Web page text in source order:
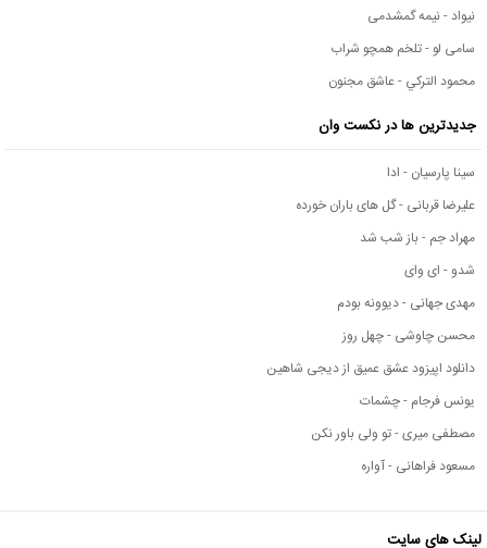
نیواد - نیمه گمشدمی
سامی لو - تلخم همچو شراب
محمود التركي - عاشق مجنون
جدیدترین ها در نکست وان
سینا پارسیان - ادا
علیرضا قربانی - گل های باران خورده
مهراد جم - باز شب شد
شدو - ای وای
مهدی جهانی - دیوونه بودم
محسن چاوشی - چهل روز
دانلود اپیزود عشق عمیق از دیجی شاهین
یونس فرجام - چشمات
مصطفی میری - تو ولی باور نکن
مسعود فراهانی - آواره
لینک های سایت